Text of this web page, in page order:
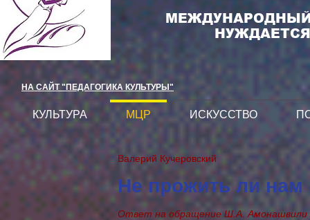
НА САЙТ "ПЕДАГОГИКА КУЛЬТУРЫ"
КУЛЬТУРА МЦР ИСКУССТВО
Валерий Кучеровский
Не прожить ли нам
Ответ на обращение Ш.А. Амонашвили